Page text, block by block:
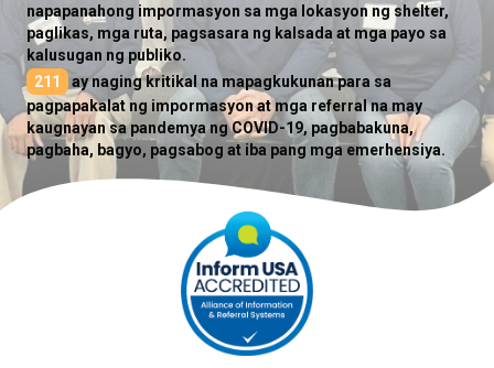
napapanahong impormasyon sa mga lokasyon ng shelter,
paglikas, mga ruta, pagsasara ng kalsada at mga payo sa
kalusugan ng publiko.
211
ay naging kritikal na mapagkukunan para sa
pagpapakalat ng impormasyon at mga referral na may
kaugnayan sa pandemya ng COVID-19, pagbabakuna,
pagbaha, bagyo, pagsabog at iba pang mga emerhensiya.